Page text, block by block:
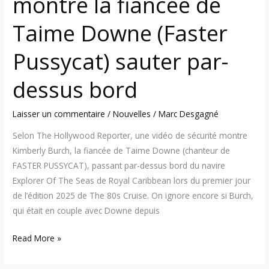
Taime Downe (Faster
Pussycat) sauter par-
dessus bord
Laisser un commentaire /Nouvelles /Marc Desgagné
Selon The Hollywood Reporter, une vidéo de sécurité montre
Kimberly Burch, la fiancée de Taime Downe (chanteur de
FASTER PUSSYCAT), passant par-dessus bord du navire
Explorer Of The Seas de Royal Caribbean lors du premier jour
de l’édition 2025 de The 80s Cruise. On ignore encore si Burch,
qui était en couple avec Downe depuis
dessus
bord
Read More »